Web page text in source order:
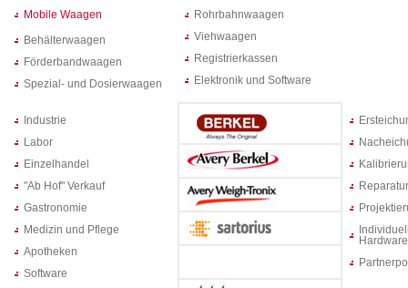
Mobile Waagen
Behälterwaagen
Förderbandwaagen
Spezial- und Dosierwaagen
Rohrbahnwaagen
Viehwaagen
Registrierkassen
Elektronik und Software
Industrie
Labor
Einzelhandel
"Ab Hof" Verkauf
Gastronomie
Medizin und Pflege
Apotheken
Software